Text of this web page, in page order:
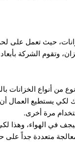
حيث تعمل على
وتقوم الشركة
أنواع الخزانات
لكي يستطيع العمال
مرة أخرى.
في الهواء، وهذا لكي
متعددة جداً